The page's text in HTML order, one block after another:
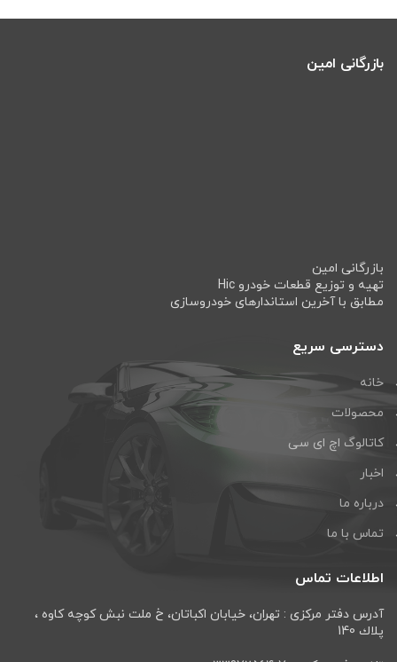
بازرگانی امین
بازرگانی امین
تهیه و توزیع قطعات خودرو Hic
مطابق با آخرین استاندارهای خودروسازی
دسترسی سریع
خانه
محصولات
کاتالوگ اچ ای سی
اخبار
درباره ما
تماس با ما
اطلاعات تماس
آدرس دفتر مرکزی : تهران، خيابان اكباتان، خ ملت نبش كوچه كاوه ،
پلاك 140